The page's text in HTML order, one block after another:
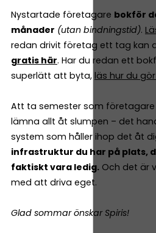
Nystartade företagare bokför
månader (utan bindningstid).
redan drivit företag ett tag kan
gratis här. Har du redan ett
superlätt att byta, läs hur du
Att ta semester som
lämna allt åt slumpen – det
system som håller ihop det åt
infrastruktur du har på plats,
faktiskt vara ledig. Och det är
med att driva eget.
Glad sommar önskar Spiris!